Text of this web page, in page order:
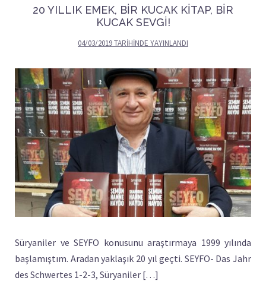
20 YILLIK EMEK, BİR KUCAK KİTAP, BİR
KUCAK SEVGİ!
04/03/2019TARIHINDE YAYINLANDI
Süryaniler ve SEYFO konusunu araştırmaya 1999 yılında
başlamıştım. Aradan yaklaşık 20 yıl geçti. SEYFO- Das Jahr
des Schwertes 1-2-3, Süryaniler […]